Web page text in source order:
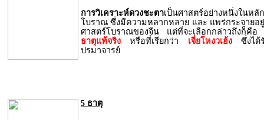
การวิเคราะห์ดวงชะตาเป็นศาสตร์อย่างหนึ่งในห
โบราณ ซึ่งมีความหลากหลาย และ แพร่กระจายอ
ศาสตร์โบราณของจีน แต่ที่จะเลือกกล่าวถึงก็คือ
ธาตุแท้จริง หรือที่เรียกว่า เจี่ยโหงวเฮ้ง
ซึ่งได้
ปรมาจารย์
5 ธาตุ